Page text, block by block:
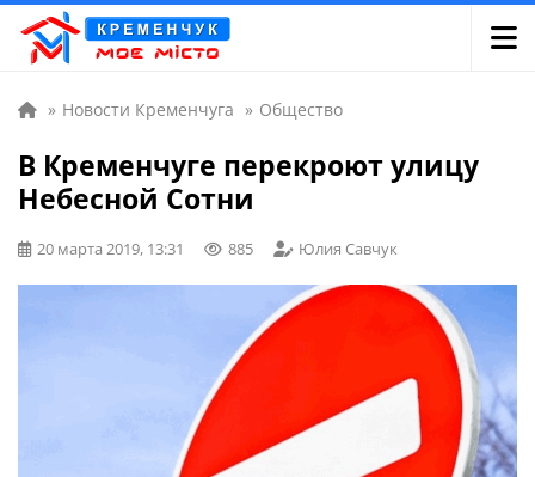
» Новости Кременчуга » Общество
В Кременчуге перекроют улицу
Небесной Сотни
20 марта 2019, 13:31 885 Юлия Савчук